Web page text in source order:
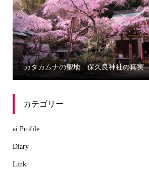

カタカムナの聖地 保久良神社の真実
カテゴリー
ai Profile
Diary
Link